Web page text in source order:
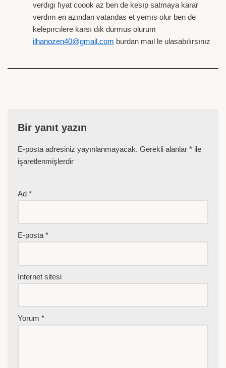
verdıgı fıyat coook az ben de kesıp satmaya karar
verdım en azından vatandas et yemıs olur ben de
kelepırcılere karsı dık durmus olurum
ilhanozen40@gmail.com burdan maıl le ulasabılırsınız
Bir yanıt yazın
E-posta adresiniz yayınlanmayacak. Gerekli alanlar * ile
işaretlenmişlerdir
Ad *
E-posta *
İnternet sitesi
Yorum *